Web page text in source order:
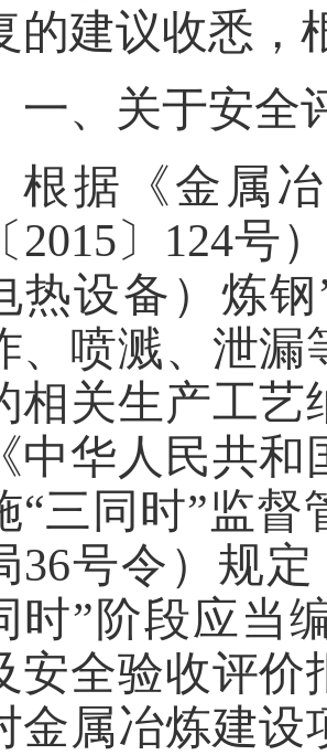
的建议收悉，
一、关于安全
根据《金属
〔2015〕124
热设备）炼
、喷溅、泄漏
相关生产工艺
《中华人民共
“三同时”监
36号令）规
时”阶段应当
安全验收评价
金属冶炼建设